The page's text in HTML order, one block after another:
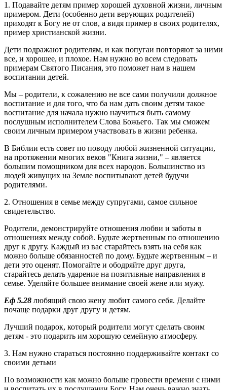
1. Подавайте детям пример хорошей духовной жизни, личным
примером. Дети (особенно дети верующих родителей)
приходят к Богу не от слов, а видя пример в своих родителях,
пример христианской жизни.
Дети подражают родителям, и как попугаи повторяют за ними
все, и хорошее, и плохое. Нам нужно во всем следовать
примерам Святого Писания, это поможет нам в нашем
воспитании детей.
Мы – родители, к сожалению не все сами получили должное
воспитание и для того, что ба нам дать своим детям такое
воспитание для начала нужно научиться быть самому
послушным исполнителем Слова Божьего. Так мы сможем
своим личным примером участвовать в жизни ребенка.
В Библии есть совет по поводу любой жизненной ситуации,
на протяжении многих веков "Книга жизни," – является
большим помощником для всех народов. Большинство из
людей живущих на Земле воспитывают детей будучи
родителями.
2. Отношения в семье между супругами, самое сильное
свидетельство.
Родители, демонстрируйте отношения любви и заботы в
отношениях между собой. Будьте жертвенным по отношению
друг к другу. Каждый из вас старайтесь взять на себя как
можно больше обязанностей по дому. Будьте жертвенным – и
дети это оценят. Помогайте и ободряйте друг друга,
старайтесь делать ударение на позитивные направления в
семье. Уделяйте большее внимание своей жене или мужу.
Еф 5.28 любящий свою жену любит самого себя. Делайте
почаще подарки друг другу и детям.
Лучший подарок, который родители могут сделать своим
детям - это подарить им хорошую семейную атмосферу.
3. Нам нужно стараться постоянно поддерживайте контакт со
своими детьми
По возможности как можно больше провести времени с ними